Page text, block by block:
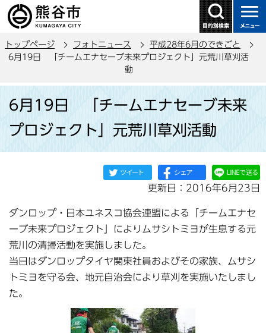
の
トップページ フォトニュース
平成28年6月のできごと
6月19日 「チームエナセーブ未来プロジェクト」元荒川草刈活
動
か
6月19日 「チームエナセーブ未来
プロジェクト」元荒川草刈活動
更新日：2016年6月23日
ダンロップ・日本ユネスコ協会連盟による「チームエナセ
ーブ未来プロジェクト」によりムサシトミヨが生息する元
荒川の清掃活動を実施しました。
当日はダンロップタイヤ関東社員およびその家族、ムサシ
トミヨを守る会、地元自治会により草刈を実施いたしまし
た。